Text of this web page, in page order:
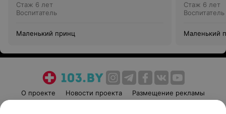
Стаж 6 лет
Воспитатель
Маленький принц
Стаж 6 лет
Воспитатель
Маленький
О проекте Новости проекта
Размещение рекламы